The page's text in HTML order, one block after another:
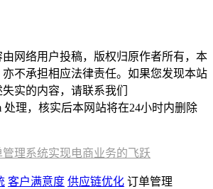
网络用户投稿，版权归原作者所有，本
不承担相应法律责任。如果您发现本站
实的内容，请联系我们
处理，核实后本网站将在24小时内删除
理系统实现电商业务的飞跃
客户满意度 供应链优化 订单管理